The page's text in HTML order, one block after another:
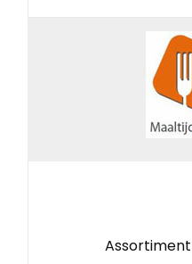
Assortiment